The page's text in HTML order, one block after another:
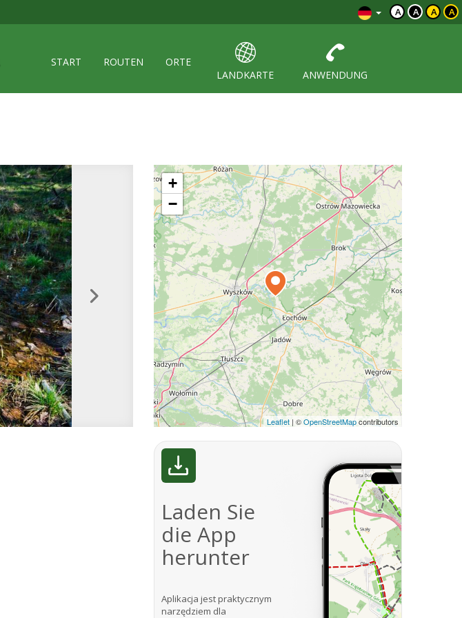
A A A A
START ROUTEN
ORTE
LANDKARTE
ANWENDUNG
+
−
Leaflet | ©OpenStreetMapcontributors
Laden Sie
die App
herunter
Aplikacja jest praktycznym
narzędziem dla